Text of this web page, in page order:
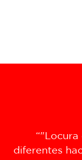
diferentes